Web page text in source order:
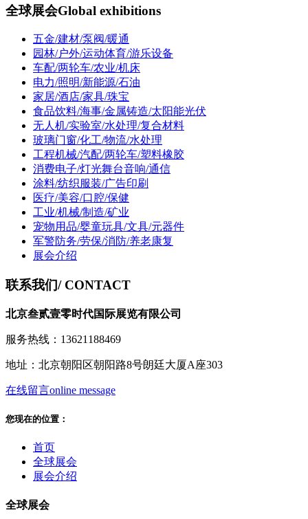
全球展会Global exhibitions
五金/建材/泵阀/暖通
园林/户外/运动体育/游乐设备
车配/两轮车/农业/机床
电力/照明/新能源/石油
家居/酒店/家具/珠宝
食品饮料/海事/金属铸造/太阳能光伏
无人机/实验室/水处理/复合材料
玻璃门窗/化工/物流/水处理
工程机械/汽配/两轮车/塑料橡胶
消费电子/灯光舞台音响/通信
涂料/纺织服装/广告印刷
医疗/美容/口腔/保健
工业/机械/制造/矿业
宠物用品/婴童玩具/文具/元器件
军警防务/劳保/消防/养老康复
展会介绍
联系我们/ CONTACT
北京叁贰壹零时代国际展览有限公司
服务热线：13621188469
地址：北京朝阳区朝阳路8号朗廷大厦A座303
在线留言online message
您现在的位置：
首页
全球展会
展会介绍
全球展会